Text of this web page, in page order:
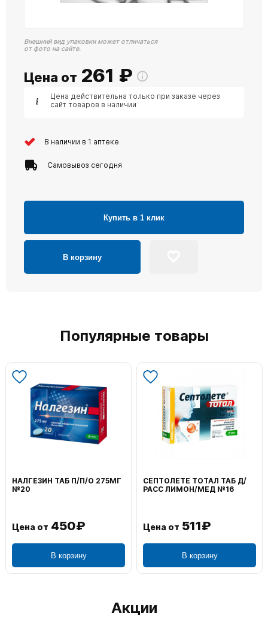
Внешний вид упаковки может отличаться
от фото на сайте.
Цена от 261 ₽
Цена действительна только при заказе через
сайт товаров в наличии
В наличии в 1 аптеке
Самовывоз сегодня
Купить в 1 клик
В корзину
Популярные товары
НАЛГЕЗИН ТАБ П/П/О 275МГ
№20
Цена от 450₽
В корзину
СЕПТОЛЕТЕ ТОТАЛ ТАБ Д/
РАСС ЛИМОН/МЕД №16
Цена от 511₽
В корзину
Акции